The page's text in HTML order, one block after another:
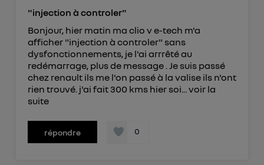
"injection à controler"
Bonjour, hier matin ma clio v e-tech m'a
afficher "injection à controler" sans
dysfonctionnements, je l'ai arrrêté au
redémarrage, plus de message . Je suis passé
chez renault ils me l'on passé à la valise ils n'ont
rien trouvé. j'ai fait 300 kms hier soi... voir la
suite
répondre 0